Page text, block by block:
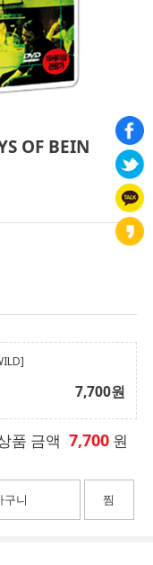
OF BEIN
7,700원
품 금액 7,700 원
구니 찜